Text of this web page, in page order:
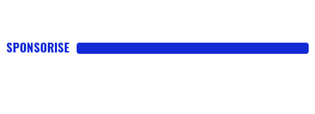
SPONSORISE